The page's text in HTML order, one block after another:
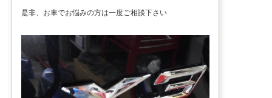
是非、お車でお悩みの方は一度ご相談下さい